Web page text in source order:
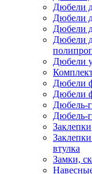
Дюбели
Дюбели
Дюбели
Дюбели
Дюбели
Дюбели
Дюбели
Дюбель-
Дюбель-
Заклепки
втулка
Замки,